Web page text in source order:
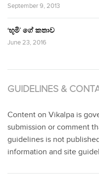
September 9, 2013
‘භූමි’ ගේ කතාව
June 23, 2016
GUIDELINES &
Content on Vikalpa is
submission or comment
guidelines is not
information and site